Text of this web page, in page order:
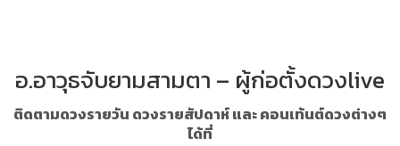
อ.อาวุธจับยามสามตา – ผู้ก่อตั้งดวงlive
ติดตามดวงรายวัน ดวงรายสัปดาห์ และ คอนเท้นต์ดวงต่างๆ
ได้ที่